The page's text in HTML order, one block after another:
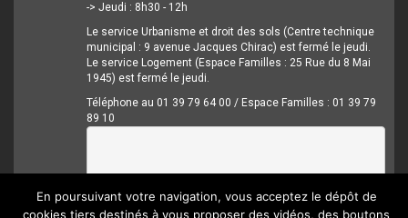
-> Jeudi : 8h30 - 12h
Le service Urbanisme et droit des sols (Centre technique
municipal : 9 avenue Jacques Chirac) est fermé le jeudi.
Le service Logement (Espace Familles : 25 Rue du 8 Mai
1945) est fermé le jeudi.
Téléphone au 01 39 79 64 00 / Espace Familles : 01 39 79
89 10
En poursuivant votre navigation, vous acceptez le dépôt de
cookies tiers destinés à vous proposer des vidéos, des boutons